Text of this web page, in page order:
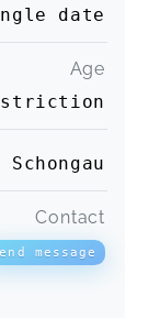
date
Age
Contact
message